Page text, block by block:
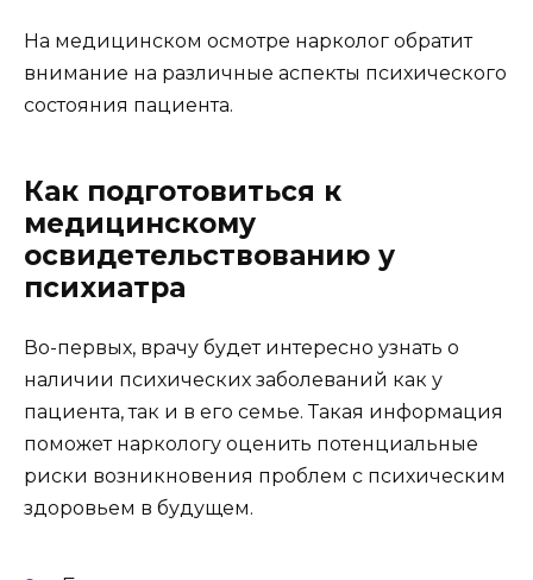
На медицинском осмотре нарколог обратит
внимание на различные аспекты психического
состояния пациента.
Как подготовиться к
медицинскому
освидетельствованию у
психиатра
Во-первых, врачу будет интересно узнать о
наличии психических заболеваний как у
пациента, так и в его семье. Такая информация
поможет наркологу оценить потенциальные
риски возникновения проблем с психическим
здоровьем в будущем.